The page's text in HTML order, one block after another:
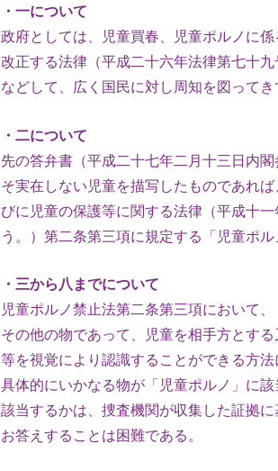
・一について
政府としては、児童買春、児童ポルノに
改正する法律（平成二十六年法律第七十
などして、広く国民に対し周知を図ってき
・二について
先の答弁書（平成二十七年二月十三日内
そ実在しない児童を描写したものであれ
びに児童の保護等に関する法律（平成十
う。）第二条第三項に規定する「児童ポ
・三から八までについて
児童ポルノ禁止法第二条第三項において
その他の物であって、児童を相手方とす
等を視覚により認識することができる方
具体的にいかなる物が「児童ポルノ」に
該当するかは、捜査機関が収集した証拠
お答えすることは困難である。